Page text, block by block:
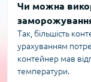
Чи можна
Так, більшість
урахуванням
контейнер мав
температури.